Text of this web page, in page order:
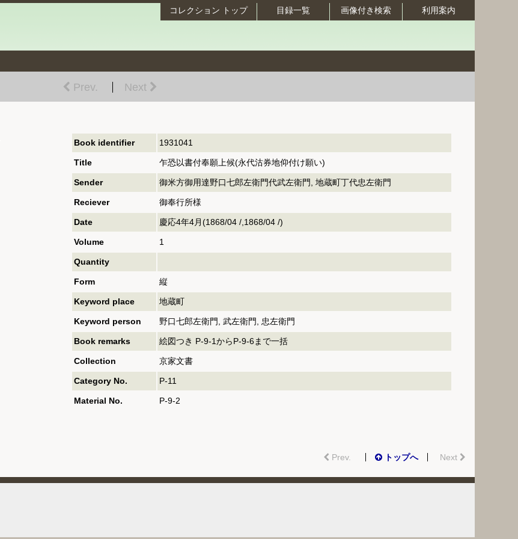
利用案内
画像付き検索
目録一覧
コレクション トップ
Prev. Next
Book identifier 1931041
Title 乍恐以書付奉願上候(永代沽券地仰付け願い)
Sender 御米方御用達野口七郎左衛門代武左衛門, 地蔵町丁代忠左衛門
Reciever 御奉行所様
Date 慶応4年4月(1868/04 /,1868/04 /)
Volume 1
Quantity
Form 縦
Keyword place 地蔵町
Keyword person 野口七郎左衛門, 武左衛門, 忠左衛門
Book remarks 絵図つき P-9-1からP-9-6まで一括
Collection 京家文書
Category No. P-11
Material No. P-9-2
Prev. トップへ Next